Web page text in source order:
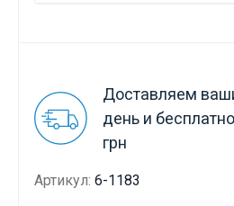
Доставляем
день и
грн
Артикул: 6-1183